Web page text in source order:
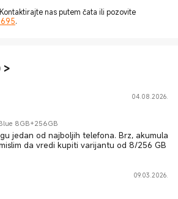
nas putem čata ili pozovite
.
>
04.08.2026.
8GB+256GB
od najboljih telefona. Brz, akumula
da vredi kupiti varijantu od 8/256 GB
09.03.2026.